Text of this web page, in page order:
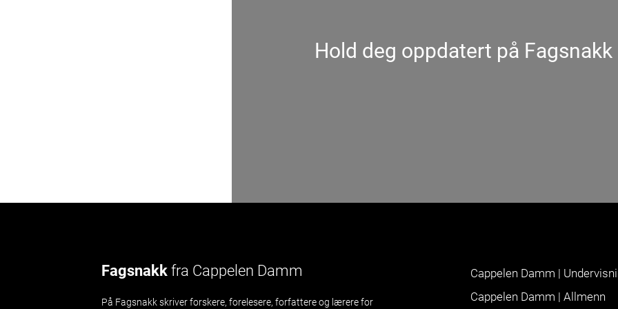
Hold deg oppdatert på Fagsnakk
Fagsnakk fra Cappelen Damm
På Fagsnakk skriver forskere, forelesere, forfattere og lærere for
Cappelen Damm |
Cappelen Damm | Allmenn